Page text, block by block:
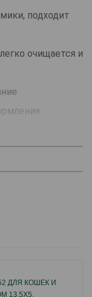
подходит
очищается и
ДЛЯ КОШЕК И
13,5X5.